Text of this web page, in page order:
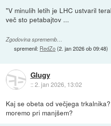
"V minulih letih je LHC ustvaril
več sto petabajtov ...
Zgodovina sprememb…
spremenil: RedZo(2. jan 2026 ob 09:48)
Glugy
::2. jan 2026, 13:02
Kaj se obeta od večjega
moremo pri manjšem?